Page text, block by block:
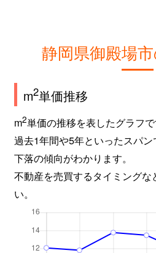
静岡県御殿場
m2単価推移
m2単価の推移を表したグラフで
過去1年間や5年といったスパン
下落の傾向がわかります。
不動産を売買するタイミングな
い。